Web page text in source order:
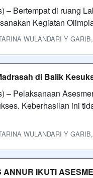
– Bertempat di ruang
Kegiatan
WULANDARI Y
di Balik
– Pelaksanaan
Keberhasilan ini
WULANDARI Y
ANNUR IKUTI